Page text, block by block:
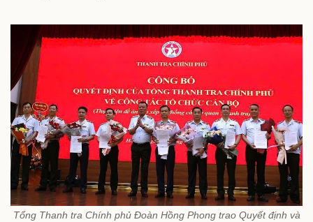
Tổng Thanh tra Chính phủ Đoàn Hồng Phong trao Quyết định và